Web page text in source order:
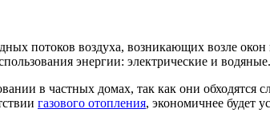
потоков воздуха, возникающих возле
энергии: электрические и водяные.
в частных домах, так как они обходятся
газового отопления, экономичнее будет